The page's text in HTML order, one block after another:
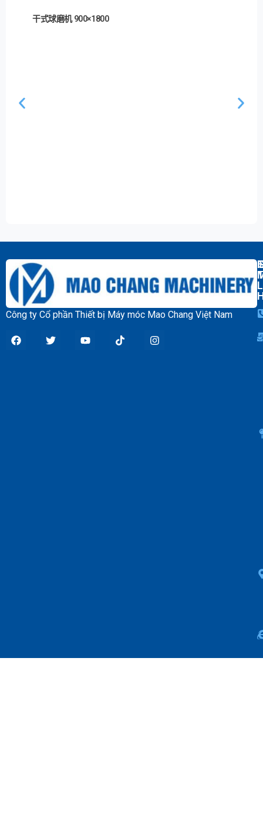
干式球磨机 900×1800
Công ty Cổ phần Thiết bị Máy móc Mao Chang Việt Nam